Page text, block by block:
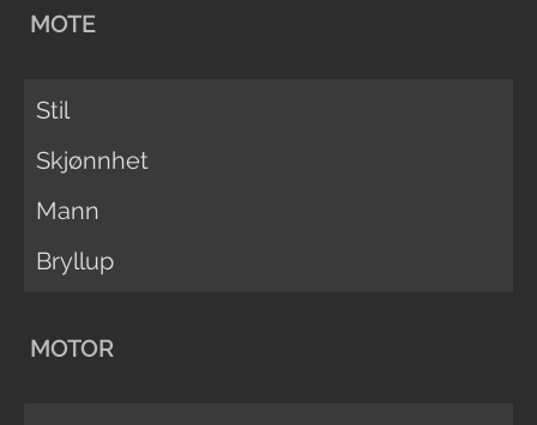
MOTE
Stil
Skjønnhet
Mann
Bryllup
MOTOR